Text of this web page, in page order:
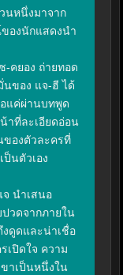
นหนึ่งมาจาก
องนักแสดงนำ
-คยอง ถ่ายทอด
นของ แจ-ฮี ได้
อแค่ผ่านบทพูด
าที่ละเอียดอ่อน
ของตัวละครที่
ป็นตัวเอง
จ นำเสนอ
วดจากภายใน
ดูดและน่าเชื่อ
เปิดใจ ความ
าเป็นหนึ่งใน